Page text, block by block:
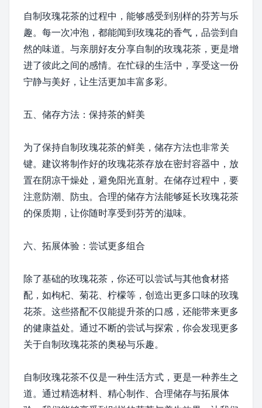
自制玫瑰花茶的过程中，能够感受到别样的芬芳与乐
趣。每一次冲泡，都能闻到玫瑰花的香气，品尝到自
然的味道。与亲朋好友分享自制的玫瑰花茶，更是增
进了彼此之间的感情。在忙碌的生活中，享受这一份
宁静与美好，让生活更加丰富多彩。
五、储存方法：保持茶的鲜美
为了保持自制玫瑰花茶的鲜美，储存方法也非常关
键。建议将制作好的玫瑰花茶存放在密封容器中，放
置在阴凉干燥处，避免阳光直射。在储存过程中，要
注意防潮、防虫。合理的储存方法能够延长玫瑰花茶
的保质期，让你随时享受到芬芳的滋味。
六、拓展体验：尝试更多组合
除了基础的玫瑰花茶，你还可以尝试与其他食材搭
配，如枸杞、菊花、柠檬等，创造出更多口味的玫瑰
花茶。这些搭配不仅能提升茶的口感，还能带来更多
的健康益处。通过不断的尝试与探索，你会发现更多
关于自制玫瑰花茶的奥秘与乐趣。
自制玫瑰花茶不仅是一种生活方式，更是一种养生之
道。通过精选材料、精心制作、合理储存与拓展体